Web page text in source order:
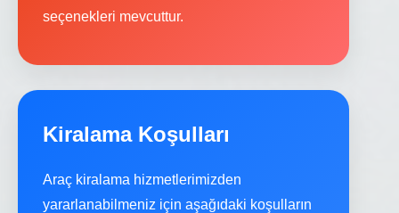
seçenekleri mevcuttur.
Kiralama Koşulları
Araç kiralama hizmetlerimizden
yararlanabilmeniz için aşağıdaki koşulların